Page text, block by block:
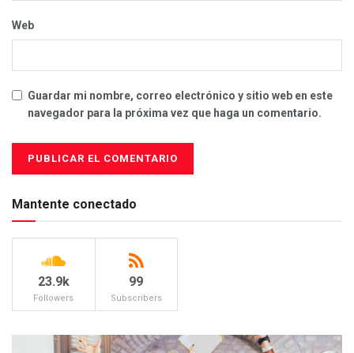
Web
Guardar mi nombre, correo electrónico y sitio web en este
navegador para la próxima vez que haga un comentario.
Mantente conectado
23.9k
Followers
99
Subscribers